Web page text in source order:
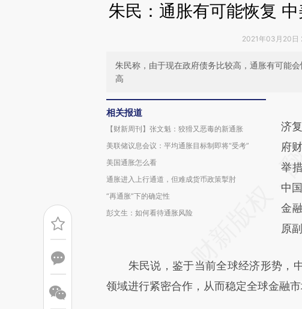
朱民：通胀有可能恢复
2021年03月20日
朱民称，由于现在政府债务比较高，通胀有可能
高
相关报道
【财新周刊】张文魁：狡猾又恶毒的新通胀
美联储议息会议：平均通胀目标制即将“受考”
美国通胀怎么看
通胀进入上行通道，但难成货币政策掣肘
“再通胀”下的确定性
彭文生：如何看待通胀风险
请
成
新
对
济
府
举
中
金
原
朱民说，鉴于当前全球经济形势，
领域进行紧密合作，从而稳定全球金融市